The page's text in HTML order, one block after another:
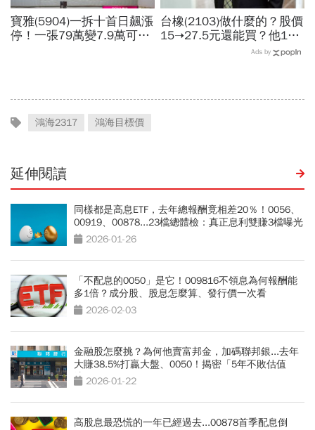
寶雅(5904)一拆十首日飆漲
停！一張79萬變7.9萬可以
台橡(2103)做什麼的？股價
15➝27.5元還能買？他19
元賣掉捶心肝...連拉2根漲
Ads by
鴻海2317 鴻海目標價
延伸閱讀
同樣都是高息ETF，去年總報酬竟相差20％！0056、
00919、00878...23檔總體檢：真正息利雙賺3檔曝光
2026-01-26
「不配息的0050」是它！009816不領息為何報酬能
多1倍？成分股、股息怎麼算、發行價一次看
2026-02-03
金融股怎麼挑？為何他賣富邦金，加碼聯邦銀...去年
大賺38.5%打贏大盤、0050！揭密「5年不敗估值
法」2026-01-22
高股息最恐慌的一年已經過去...00878首季配息倒